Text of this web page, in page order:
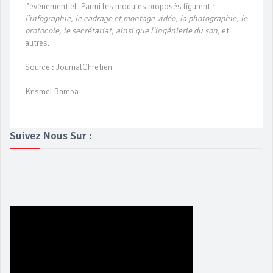
l’événementiel. Parmi les modules proposés figurent :
l’infographie, le cadrage et montage vidéo, la photographie, le
protocole, le secrétariat, ainsi quel’ingénierie du son, et
autres.
Source : JournalChretien
Krismel Bamba
Suivez Nous Sur :